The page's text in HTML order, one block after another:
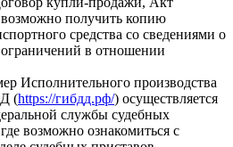
получить копию
средства со сведениями о
в отношении
Исполнительного производства
(https://гибдд.рф/) осуществляется
службы судебных
возможно ознакомиться с